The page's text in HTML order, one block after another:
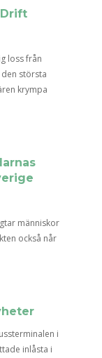
Drift
loss från
största
krympa
människor
också når
i
inlåsta i